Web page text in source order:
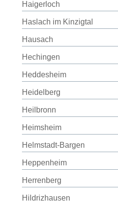
Haigerloch
Haslach im Kinzigtal
Hausach
Hechingen
Heddesheim
Heidelberg
Heilbronn
Heimsheim
Helmstadt-Bargen
Heppenheim
Herrenberg
Hildrizhausen